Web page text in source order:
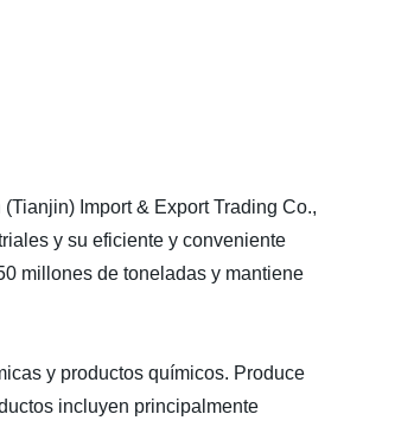
Import & Export Trading Co.,
y su eficiente y conveniente
millones de toneladas y mantiene
y productos químicos. Produce
incluyen principalmente